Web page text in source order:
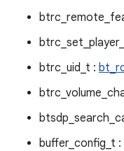
btrc_uid_t :
buffer_config_t :